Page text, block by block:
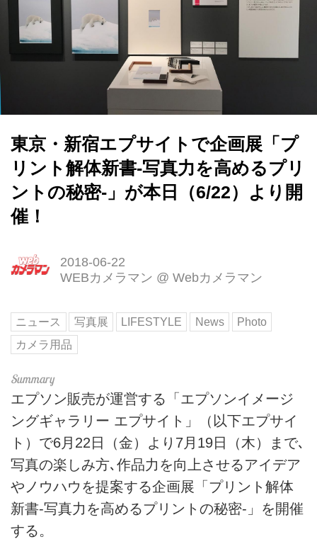
東京・新宿エプサイトで企画展「プ
リント解体新書-写真力を高めるプリ
ントの秘密-」が本日（6/22）より開
催！
2018-06-22
WEBカメラマン @ Webカメラマン
ニュース 写真展 LIFESTYLE News
Photo
カメラ用品
エプソン販売が運営する「エプソンイメージ
ングギャラリー エプサイト」（以下エプサイ
ト）で6月22日（金）より7月19日（木）まで､
写真の楽しみ方､作品力を向上させるアイデア
やノウハウを提案する企画展「プリント解体
新書-写真力を高めるプリントの秘密-」を開催
する。